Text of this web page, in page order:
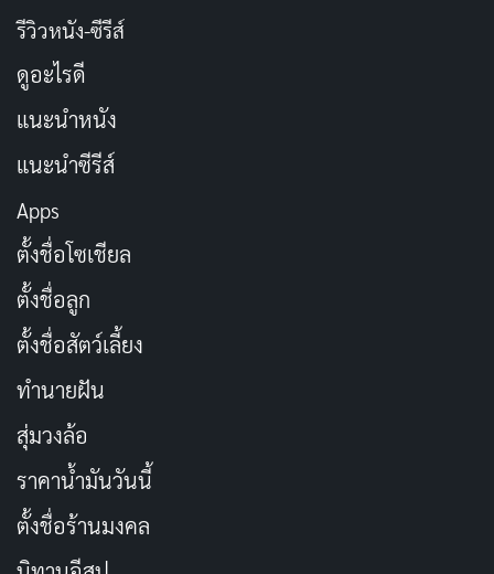
รีวิวหนัง-ซีรีส์
ดูอะไรดี
แนะนำหนัง
แนะนำซีรีส์
Apps
ตั้งชื่อโซเชียล
ตั้งชื่อลูก
ตั้งชื่อสัตว์เลี้ยง
ทำนายฝัน
สุ่มวงล้อ
ราคาน้ำมันวันนี้
ตั้งชื่อร้านมงคล